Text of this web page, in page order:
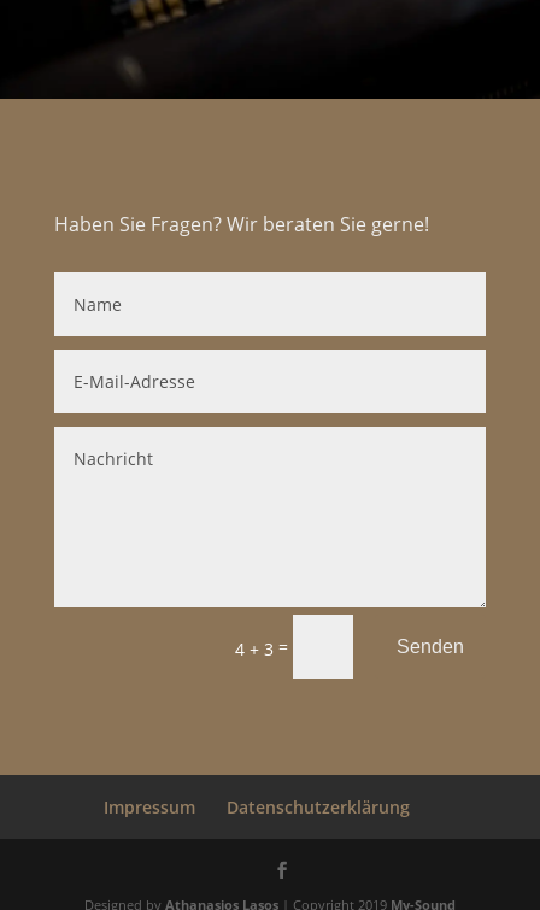
Haben Sie Fragen? Wir beraten Sie gerne!
4 + 3 = Senden
Impressum Datenschutzerklärung
Designed by Athanasios Lasos| Copyright 2019 My-Sound